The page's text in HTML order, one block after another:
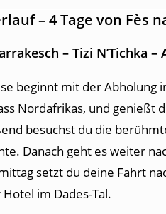
– 4 Tage von Fès
– Tizi N’Tichka
beginnt mit der
Nordafrikas, und genießt
besuchst du die
Danach geht es weiter
setzt du deine Fahrt
im Dades-Tal.